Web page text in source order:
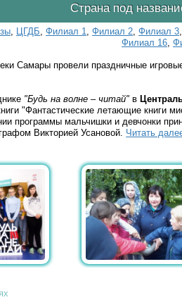
Страна под
ЦГДБ ,Филиал 1 ,Филиал 2 ,Филиал 3
Филиал 16 ,
Самары провели праздничные
"Будь на волне – читай" в
"Фантастические летающие
программы мальчишки и девчонки
Викторией Усановой. Читать